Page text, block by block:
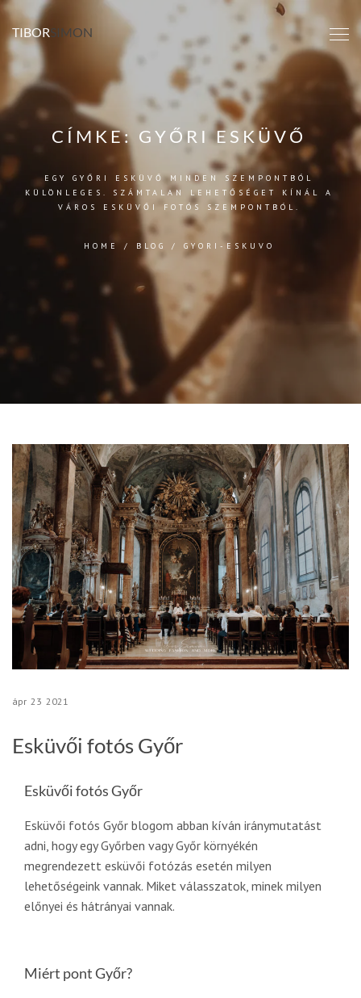
TIBORSIMON
CÍMKE: GYŐRI ESKÜVŐ
EGY GYŐRI ESKÜVŐ MINDEN SZEMPONTBÓL
KÜLÖNLEGES. SZÁMTALAN LEHETŐSÉGET KÍNÁL A
VÁROS ESKÜVŐI FOTÓS SZEMPONTBÓL.
HOME / BLOG / GYORI-ESKUVO
ápr 23 2021
Esküvői fotós Győr
Esküvői fotós Győr
Esküvői fotós Győr blogom abban kíván iránymutatást
adni, hogy egy Győrben vagy Győr környékén
megrendezett esküvői fotózás esetén milyen
lehetőségeink vannak. Miket válasszatok, minek milyen
előnyei és hátrányai vannak.
Miért pont Győr?